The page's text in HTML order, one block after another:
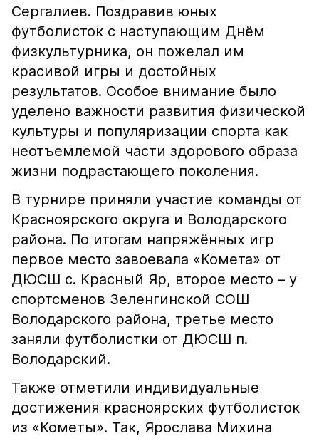
Сергалиев. Поздравив юных
футболисток с наступающим Днём
физкультурника, он пожелал им
красивой игры и достойных
результатов. Особое внимание было
уделено важности развития физической
культуры и популяризации спорта как
неотъемлемой части здорового образа
жизни подрастающего поколения.
В турнире приняли участие команды от
Красноярского округа и Володарского
района. По итогам напряжённых игр
первое место завоевала «Комета» от
ДЮСШ с. Красный Яр, второе место – у
спортсменов Зеленгинской СОШ
Володарского района, третье место
заняли футболистки от ДЮСШ п.
Володарский.
Также отметили индивидуальные
достижения красноярских футболисток
из «Кометы». Так, Ярослава Михина